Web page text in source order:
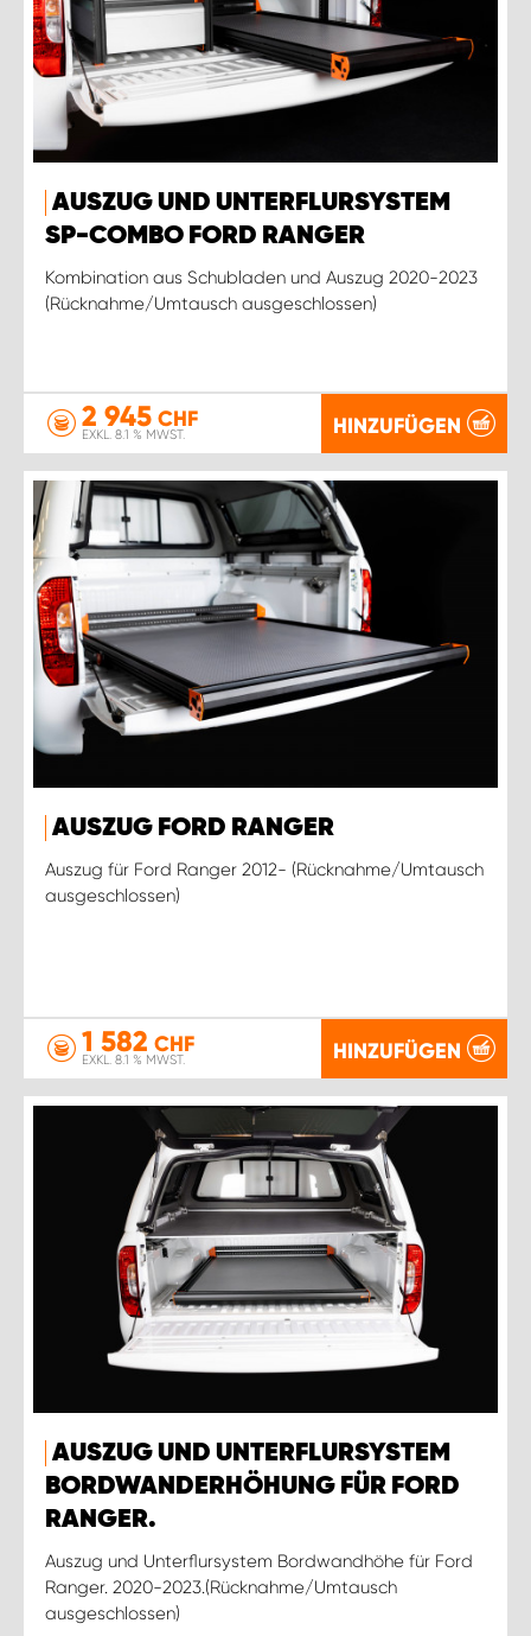
AUSZUG UND UNTERFLURSYSTEM
SP-COMBO FORD RANGER
Kombination aus Schubladen und Auszug 2020-2023
(Rücknahme/Umtausch ausgeschlossen)
2 945 CHF
EXKL. 8.1 % MWST. HINZUFÜGEN
AUSZUG FORD RANGER
Auszug für Ford Ranger 2012- (Rücknahme/Umtausch
ausgeschlossen)
1 582 CHF
EXKL. 8.1 % MWST. HINZUFÜGEN
AUSZUG UND UNTERFLURSYSTEM
BORDWANDERHÖHUNG FÜR FORD
RANGER.
Auszug und Unterflursystem Bordwandhöhe für Ford
Ranger. 2020-2023.(Rücknahme/Umtausch
ausgeschlossen)